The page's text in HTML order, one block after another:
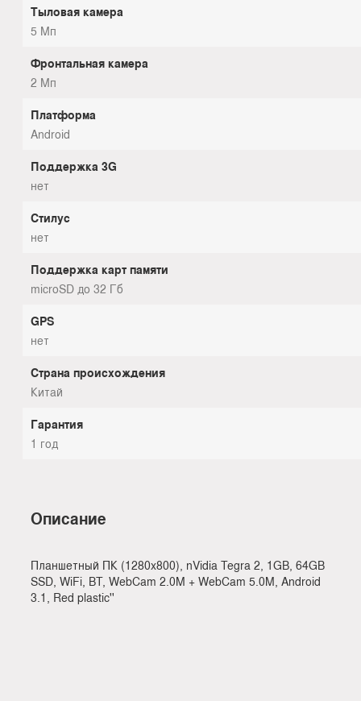
Тыловая камера
5 Мп
Фронтальная камера
2 Мп
Платформа
Android
Поддержка 3G
нет
Стилус
нет
Поддержка карт памяти
microSD до 32 Гб
GPS
нет
Страна происхождения
Китай
Гарантия
1 год
Описание
Планшетный ПК (1280x800), nVidia Tegra 2, 1GB, 64GB
SSD, WiFi, BT, WebCam 2.0M + WebCam 5.0M, Android
3.1, Red plastic''